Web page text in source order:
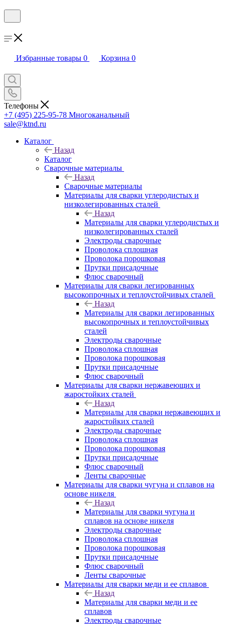
Избранные товары 0 Корзина 0
Телефоны
+7 (495) 225-95-78 Многоканальный
sale@ktnd.ru
Каталог
Назад
Каталог
Сварочные материалы
Назад
Сварочные материалы
Материалы для сварки углеродистых и
низколегированных сталей
Назад
Материалы для сварки углеродистых и
низколегированных сталей
Электроды сварочные
Проволока сплошная
Проволока порошковая
Прутки присадочные
Флюс сварочный
Материалы для сварки легированных
высокопрочных и теплоустойчивых сталей
Назад
Материалы для сварки легированных
высокопрочных и теплоустойчивых
сталей
Электроды сварочные
Проволока сплошная
Проволока порошковая
Прутки присадочные
Флюс сварочный
Материалы для сварки нержавеющих и
жаростойких сталей
Назад
Материалы для сварки нержавеющих и
жаростойких сталей
Электроды сварочные
Проволока сплошная
Проволока порошковая
Прутки присадочные
Флюс сварочный
Ленты сварочные
Материалы для сварки чугуна и сплавов на
основе никеля
Назад
Материалы для сварки чугуна и
сплавов на основе никеля
Электроды сварочные
Проволока сплошная
Проволока порошковая
Прутки присадочные
Флюс сварочный
Ленты сварочные
Материалы для сварки меди и ее сплавов
Назад
Материалы для сварки меди и ее
сплавов
Электроды сварочные